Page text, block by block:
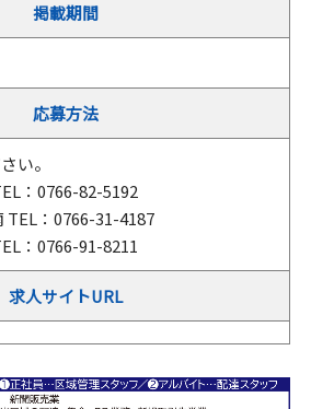
掲載期間
応募方法
い。
：0766-82-5192
TEL：0766-31-4187
：0766-91-8211
求人サイトURL